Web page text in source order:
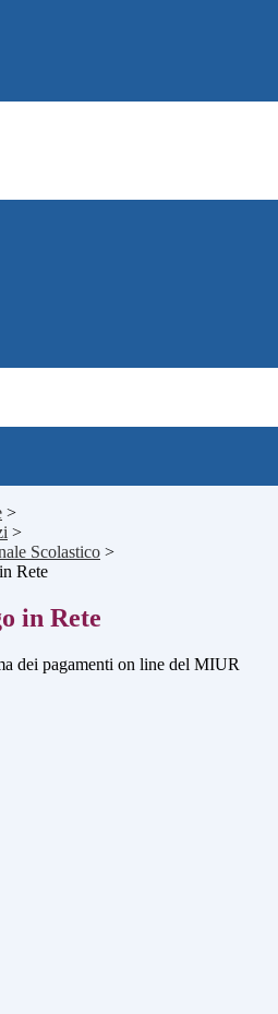
>
>
Scolastico >
Rete
in Rete
dei pagamenti on line del MIUR